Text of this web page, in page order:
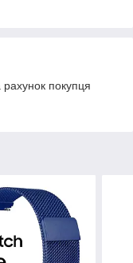
покупця